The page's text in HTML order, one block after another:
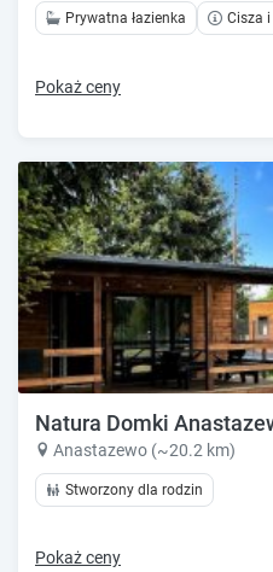
Prywatna łazienka Cisza
Pokaż ceny
Natura Domki
Anastazewo (~20.2 km)
Stworzony dla rodzin
Pokaż ceny